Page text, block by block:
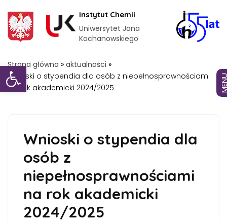
Otwórz pasek narzędzi
Instytut Chemii
Uniwersytet Jana
Kochanowskiego
Strona główna » aktualności »
Wnioski o stypendia dla osób z niepełnosprawnościami
na rok akademicki 2024/2025
Wnioski o stypendia dla
osób z
niepełnosprawnościami
na rok akademicki
2024/2025